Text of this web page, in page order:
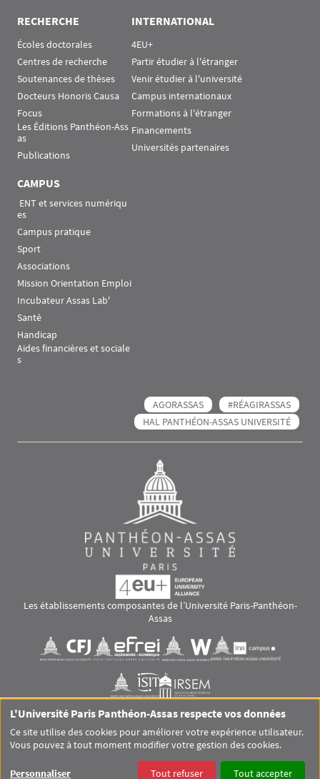
RECHERCHE
Écoles doctorales
Centres de recherche
Soutenances de thèses
Docteurs Honoris Causa
Focus
Les Éditions Panthéon-Ass
as
Publications
INTERNATIONAL
4EU+
Partir étudier à l'étranger
Venir étudier à l'université
Campus internationaux
Formations à l'étranger
Financements
Universités partenaires
CAMPUS
es
Campus pratique
Sport
Associations
Mission Orientation Emploi
Incubateur Assas Lab'
Santé
Handicap
Aides financières et sociale
s
AGORASSAS
#RÉAGIRASSAS
HAL PANTHÉON-ASSAS UNIVERSITÉ
Les établissements composantes de l’Université Paris-Panthéon-
Assas
Visuel svgVisuel svg Visuel svgVisuel svg
Visuel svgVisuel svg
RS footer
GLOSSAIRE
MENTIONS LÉGALES
L'Université Paris Panthéon-Assas respecte vos données
Ce site utilise des cookies pour améliorer votre expérience utilisateur.
Vous pouvez à tout moment modifier votre gestion des cookies.
Personnaliser Tout refuser Tout accepter